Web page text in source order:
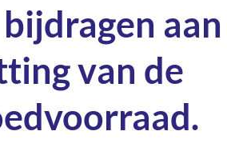
aan
van de